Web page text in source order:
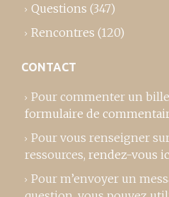
Questions (347)
Rencontres (120)
CONTACT
Pour commenter un
formulaire de
Pour vous renseigner
ressources, rendez-vous
Pour m’envoyer un